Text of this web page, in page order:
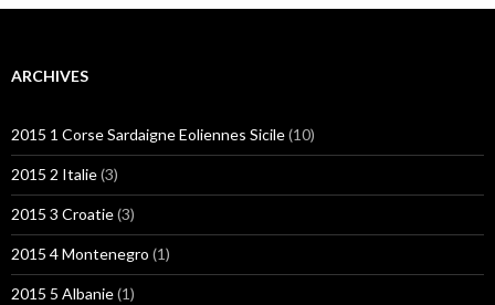
ARCHIVES
2015 1 Corse Sardaigne Eoliennes Sicile(10)
2015 2 Italie(3)
2015 3 Croatie(3)
2015 4 Montenegro (1)
2015 5 Albanie(1)